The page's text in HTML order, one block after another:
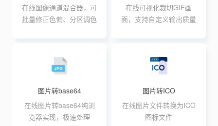
在线图像通道混合器，可
批量修正色偏、分区调色
在线可视化裁切GIF画
面，支持自定义输出质量
图片转base64
在线图片转base64纯浏
览器实现，极速处理
图片转ICO
在线图片文件转换为ICO
图标文件